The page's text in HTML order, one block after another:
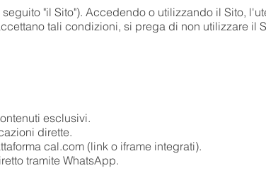
"il Sito"). Accedendo o utilizzando il Sito,
tali condizioni, si prega di non utilizzare il
esclusivi.
dirette.
cal.com (link o iframe integrati).
tramite WhatsApp.